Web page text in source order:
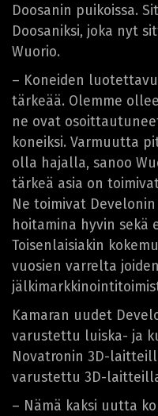
Doosanin puikoissa.
Doosaniksi, joka nyt
Wuorio.
– Koneiden
tärkeää. Olemme
ne ovat
koneiksi. Varmuutta
olla hajalla, sanoo
tärkeä asia on
Ne toimivat
hoitamina hyvin sekä
Toisenlaisiakin
vuosien varrelta
Kamaran uudet
varustettu luiska- ja
Novatronin 3D-
varustettu 3D-
– Nämä kaksi uutta